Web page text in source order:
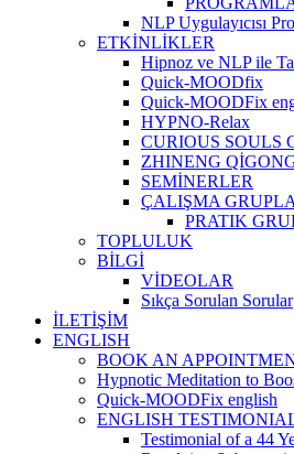
NLP Uygulayıcısı
ETKİNLİKLER
Hipnoz ve NLP ile
Quick-MOODfix
Quick-MOODFix
HYPNO-Relax
CURIOUS SOULS
ZHINENG
SEMİNERLER
ÇALIŞMA
PRATIK
TOPLULUK
BİLGİ
VİDEOLAR
Sıkça Sorulan Sorular
İLETIŞIM
ENGLISH
BOOK AN
Hypnotic Meditation to
Quick-MOODFix english
ENGLISH
Testimonial of a 44